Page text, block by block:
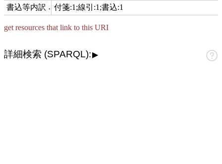
comment
付箋:1;線引:1;書込:1
get resources that link to this URI
詳細検索 (SPARQL):▶